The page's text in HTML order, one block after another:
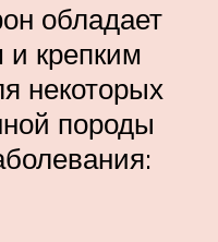
обладает
крепким
некоторых
породы